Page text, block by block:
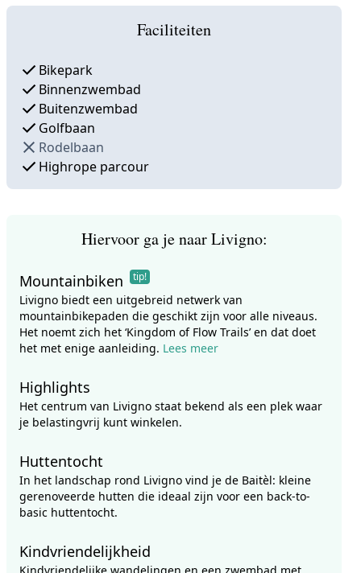
Faciliteiten
Bikepark
Binnenzwembad
Buitenzwembad
Golfbaan
Rodelbaan
Highrope parcour
Hiervoor ga je naar Livigno:
Mountainbiken tip!
Livigno biedt een uitgebreid netwerk van
mountainbikepaden die geschikt zijn voor alle niveaus.
Het noemt zich het ‘Kingdom of Flow Trails’ en dat doet
het met enige aanleiding. Lees meer
Highlights
Het centrum van Livigno staat bekend als een plek waar
je belastingvrij kunt winkelen.
Huttentocht
In het landschap rond Livigno vind je de Baitèl: kleine
gerenoveerde hutten die ideaal zijn voor een back-to-
basic huttentocht.
Kindvriendelijkheid